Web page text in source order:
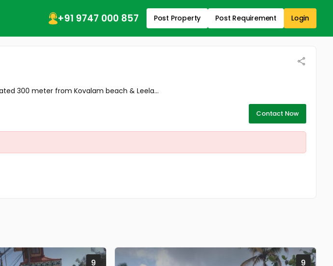
+91 9747 000 857 Post Property Post Requirement Login
300 meter from Kovalam beach & Leela...
Contact Now
9 9